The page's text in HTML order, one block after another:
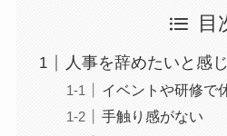
目
人事を辞めたいと感
イベントや研修で
手触り感がない